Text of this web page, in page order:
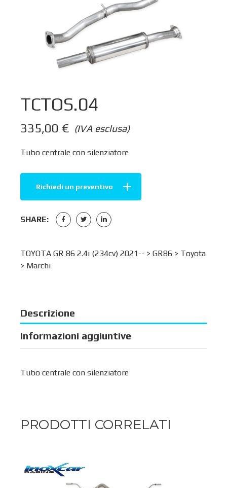
TCTOS.04
(IVA esclusa)
335,00 €
Tubo centrale con silenziatore
Richiedi un preventivo
SHARE:
TOYOTA GR 86 2.4i (234cv) 2021-- > GR86 > Toyota
> Marchi
Descrizione
Informazioni aggiuntive
Tubo centrale con silenziatore
PRODOTTI CORRELATI